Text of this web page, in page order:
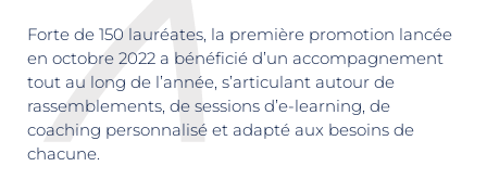
Forte de 150 lauréates, la première promotion lancée
en octobre 2022 a bénéficié d’un accompagnement
tout au long de l’année, s’articulant autour de
rassemblements, de sessions d’e-learning, de
coaching personnalisé et adapté aux besoins de
chacune.